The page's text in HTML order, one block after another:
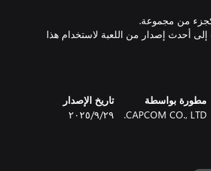
إلى أحدث إصدار من اللعبة لاستخدام هذا
مطورة بواسطة
CAPCOM CO., LTD.
تاريخ الإصدار
٢٩‏/٩‏/٢٠٢٥